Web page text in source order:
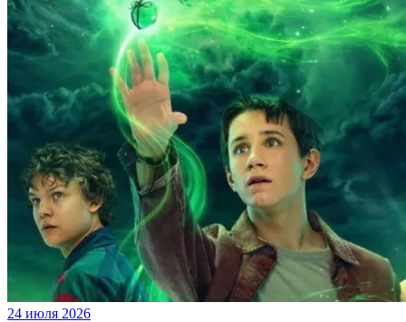
24 июля 2026